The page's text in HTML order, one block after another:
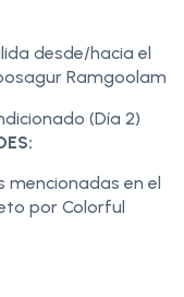
desde/hacia el
Ramgoolam
(Día 2)
en el
por Colorful